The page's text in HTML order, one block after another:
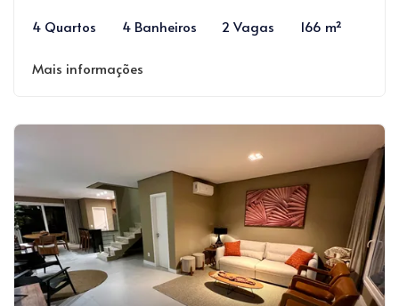
4 Quartos
4 Banheiros 2 Vagas 166 m²
Mais informações